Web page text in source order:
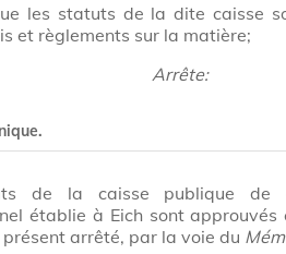
les statuts de la dite caisse
et règlements sur la matière;
Arrête:
de la caisse publique de
établie à Eich sont
arrêté, par la voie du